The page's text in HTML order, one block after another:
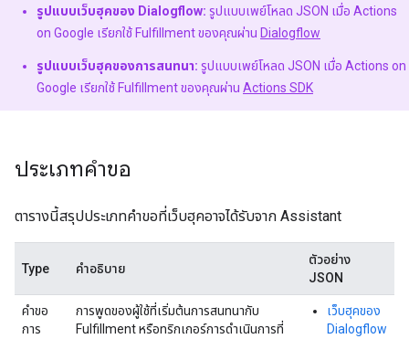
รูปแบบเว็บฮุคของ Dialogflow: รูปแบบเพย์โหลด JSON เมื่อ Actions
on Google เรียกใช้ Fulfillment ของคุณผ่าน Dialogflow
รูปแบบเว็บฮุคของการสนทนา: รูปแบบเพย์โหลด JSON เมื่อ Actions on
Google เรียกใช้ Fulfillment ของคุณผ่าน Actions SDK
ประเภทคำขอ
ตารางนี้สรุปประเภทคำขอที่เว็บฮุคอาจได้รับจาก Assistant
Type คำอธิบาย
ตัวอย่าง
JSON
คำขอ
การ
การพูดของผู้ใช้ที่เริ่มต้นการสนทนากับ
Fulfillment หรือทริกเกอร์การดำเนินการที่
เว็บฮุคของ
Dialogflow